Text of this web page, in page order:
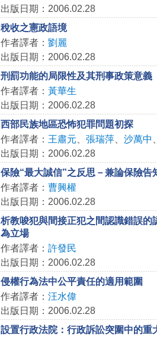
出版日期：2006.02.28
稅收之憲政語境
作者譯者： 劉麗
出版日期：2006.02.28
刑罰功能的局限性及其刑事政策意義
作者譯者： 黃華生
出版日期：2006.02.28
西部民族地區恐怖犯罪問題初探
作者譯者： 王肅元 張瑞萍、 沙萬中
出版日期：2006.02.28
保險“最大誠信”之反思－兼論保險告
作者譯者： 曹興權
出版日期：2006.02.28
析教唆犯與間接正犯之間認識錯誤的
為立場
作者譯者： 許發民
出版日期：2006.02.28
侵權行為法中公平責任的適用範圍
作者譯者： 汪水偉
出版日期：2006.02.28
設置行政法院：行政訴訟突圍中的重